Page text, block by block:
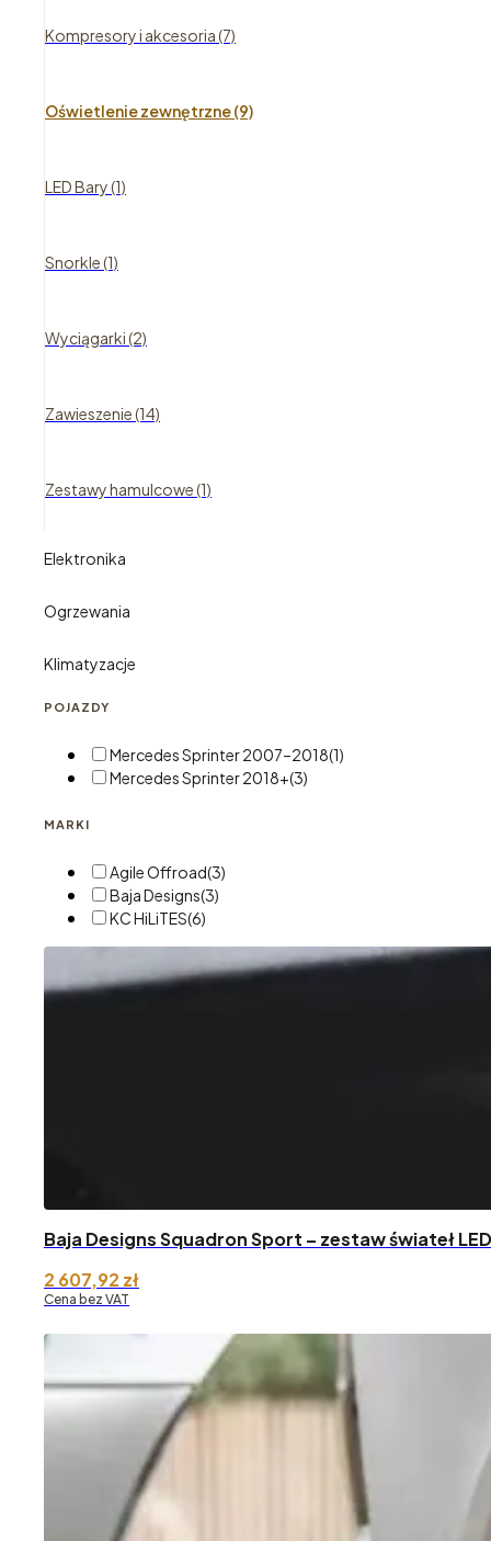
Kompresory i akcesoria (7)
Oświetlenie zewnętrzne (9)
LED Bary (1)
Snorkle (1)
Wyciągarki (2)
Zawieszenie (14)
Zestawy hamulcowe (1)
Elektronika
Ogrzewania
Klimatyzacje
POJAZDY
Mercedes Sprinter 2007–2018(1)
Mercedes Sprinter 2018+(3)
MARKI
Agile Offroad(3)
Baja Designs(3)
KC HiLiTES(6)
Baja Designs Squadron Sport – zestaw świateł
2 607,92 zł
Cena bez VAT